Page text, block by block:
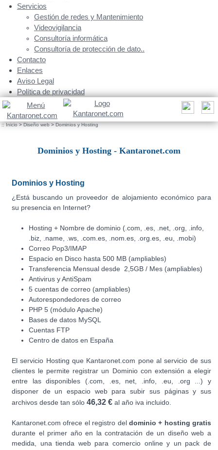
Servicios
Gestión de redes y Mantenimiento
Videovigilancia
Consultoría informática
Consultoría de protección de dato..
Contacto
Enlaces
Aviso Legal
Política de privacidad
:: Inicio>Diseño web>Dominios y Hosting
Dominios y Hosting - Kantaronet.com
Dominios y Hosting
¿Está buscando un proveedor de alojamiento económico para
su presencia en Internet?
Hosting + Nombre de dominio (.com, .es, .net, .org, .info,
.biz, .name, .ws, .com.es, .nom.es, .org.es, .eu, .mobi)
Correo Pop3/IMAP
Espacio en Disco hasta 500 MB (ampliables)
Transferencia Mensual desde 2,5GB / Mes (ampliables)
Antivirus y AntiSpam
5 cuentas de correo (ampliables)
Autorespondedores de correo
PHP 5 (módulo Apache)
Bases de datos MySQL
Cuentas FTP
Centro de datos en España
El servicio Hosting que Kantaronet.com pone al servicio de sus
clientes le permite registrar un Dominio con extensión a elegir
entre las disponibles (.com, .es, net, .info, .eu, .org ...) y
disponer de un espacio web para subir sus páginas y sus
archivos desde tan sólo 46,32 € al año iva incluido.
Kantaronet.com ofrece el registro del dominio + hosting gratis
durante el primer año en la contratación de un diseño web a
medida, una tienda web para comercio online y un pack de